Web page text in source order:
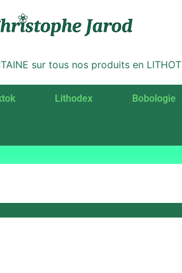
sur tous nos produits en
Lithodex Bobologie